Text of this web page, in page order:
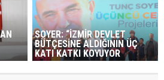
SOYER: “İZMİR DEVLET
BÜTÇESİNE ALDIĞININ ÜÇ
KATI KATKI KOYUYOR